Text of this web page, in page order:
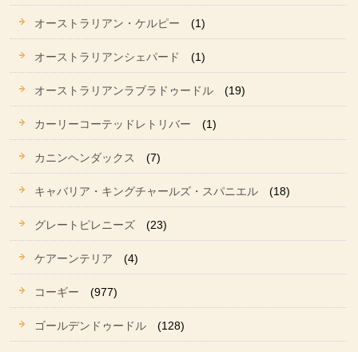
オーストラリアン・ケルピー (1)
オーストラリアンシェパード (1)
オーストラリアンラブラドゥードル (19)
カーリーコーテッドレトリバー (1)
カニンヘンダックス (7)
キャバリア・キングチャールズ・スパニエル (18)
グレートピレニーズ (23)
ケアーンテリア (4)
コーギー (977)
ゴールデンドゥードル (128)